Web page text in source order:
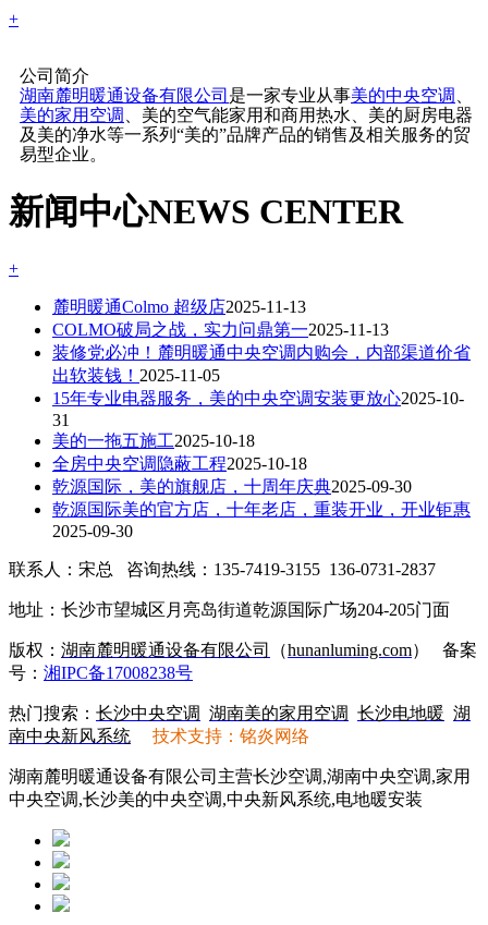
+
公司简介
湖南麓明暖通设备有限公司 是一家专业从事美的中央空调
美的家用空调
、美的空气能家用和商用热水、美的厨房电器
及美的净水等一系列“美的”品牌产品的销售及相关服务的贸
易型企业。
新闻中心NEWS CENTER
+
麓明暖通Colmo 超级店2025-11-13
COLMO破局之战，实力问鼎第一2025-11-13
装修党必冲！麓明暖通中央空调内购会，内部渠道价省
出软装钱！ 2025-11-05
15年专业电器服务，美的中央空调安装更放心2025-10-
31
美的一拖五施工2025-10-18
全房中央空调隐蔽工程2025-10-18
乾源国际，美的旗舰店，十周年庆典2025-09-30
乾源国际美的官方店，十年老店，重装开业，开业钜惠
2025-09-30
联系人：宋总 咨询热线：135-7419-3155 136-0731-2837
地址：长沙市望城区月亮岛街道乾源国际广场204-205门面
版权： 湖南麓明暖通设备有限公司 （hunanluming.com）
备案
号： 湘IPC备17008238号
热门搜索： 长沙中央空调 湖南美的家用空调 长沙电地暖 湖
南中央新风系统
技术支持：铭炎网络
湖南麓明暖通设备有限公司主营长沙空调,湖南中央空调,家用
中央空调,长沙美的中央空调,中央新风系统,电地暖安装